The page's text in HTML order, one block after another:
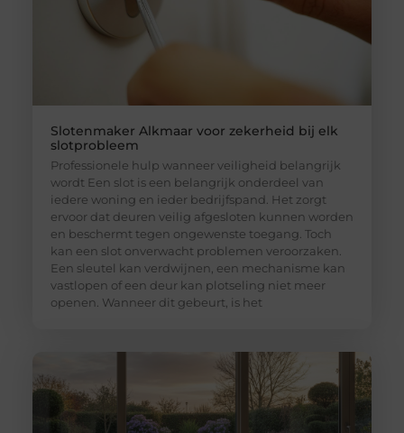
Slotenmaker Alkmaar voor zekerheid bij elk
slotprobleem
Professionele hulp wanneer veiligheid belangrijk
wordt Een slot is een belangrijk onderdeel van
iedere woning en ieder bedrijfspand. Het zorgt
ervoor dat deuren veilig afgesloten kunnen worden
en beschermt tegen ongewenste toegang. Toch
kan een slot onverwacht problemen veroorzaken.
Een sleutel kan verdwijnen, een mechanisme kan
vastlopen of een deur kan plotseling niet meer
openen. Wanneer dit gebeurt, is het